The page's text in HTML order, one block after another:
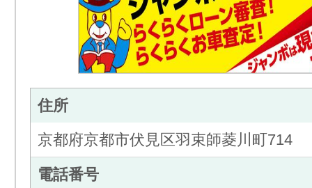
住所
京都府京都市伏見区羽束師菱川町714
電話番号